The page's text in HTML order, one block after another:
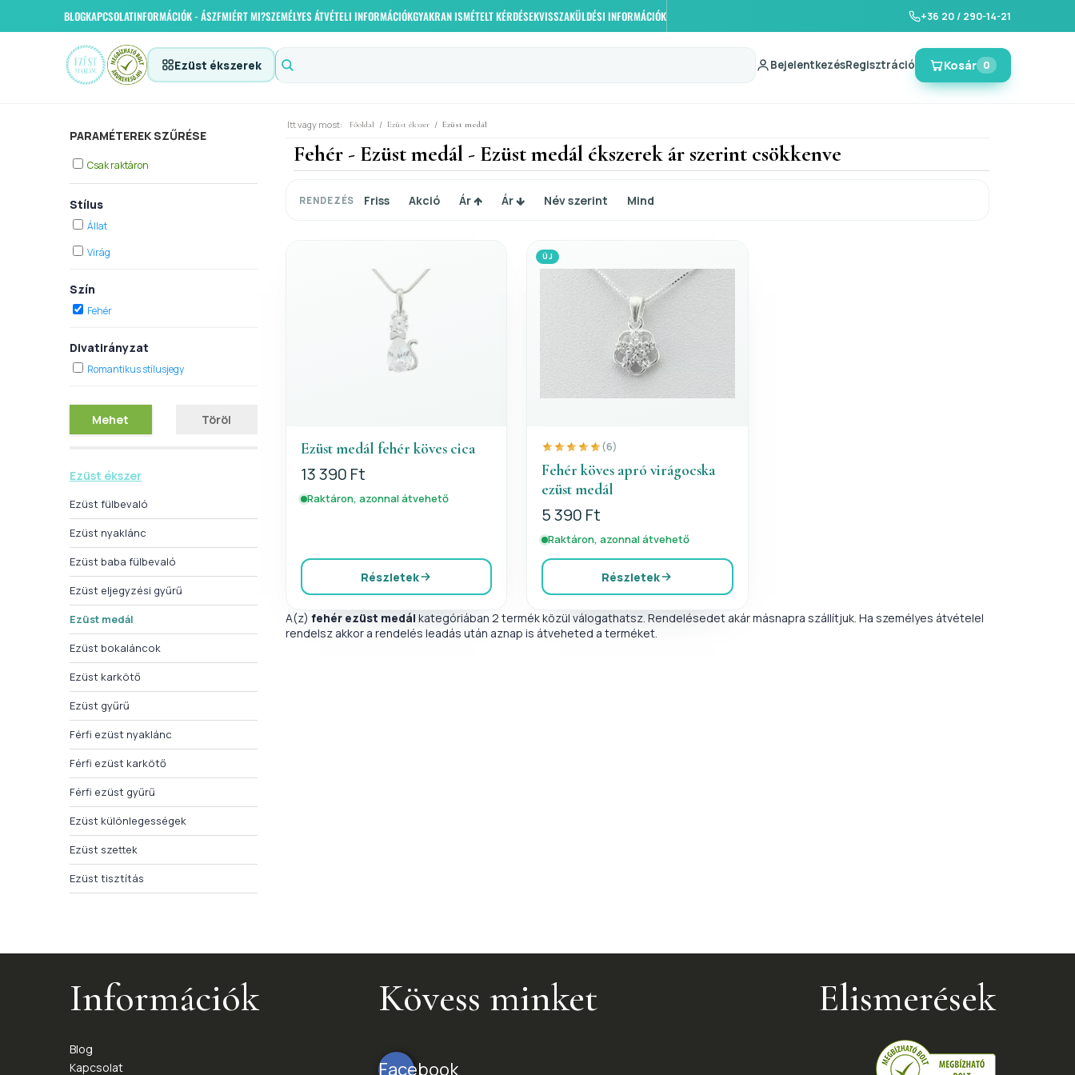
BLOGKAPCSOLATINFORMÁCIÓK - ÁSZFMIÉRT MI?SZEMÉLYES ÁTVÉTELI INFORMÁCIÓKGYAKRAN ISMÉTELT KÉRDÉSEKVISSZAKÜLDÉSI INFORMÁCIÓK +36 20 / 290-14-21
Ezüst ékszerek BejelentkezésRegisztráció Kosár 0
PARAMÉTEREK SZŰRÉSE
Csak raktáron
Stílus
Állat
Virág
Szín
Fehér
Divatirányzat
Romantikus stílusjegy
Mehet Töröl
Ezüst ékszer
Ezüst fülbevaló
Ezüst nyaklánc
Ezüst baba fülbevaló
Ezüst eljegyzési gyűrű
Ezüst medál
Ezüst bokaláncok
Ezüst karkötő
Ezüst gyűrű
Férfi ezüst nyaklánc
Férfi ezüst karkötő
Férfi ezüst gyűrű
Ezüst különlegességek
Ezüst szettek
Ezüst tisztítás
Itt vagy most: Főoldal / Ezüst ékszer / Ezüst medál
Fehér - Ezüst medál - Ezüst medál ékszerek ár szerint csökkenve
RENDEZÉS Friss Akció Ár Ár Név szerint Mind
Ezüst medál fehér köves cica
13 390 Ft
Raktáron, azonnal átvehető
Részletek
ÚJ
(6)
Fehér köves apró virágocska
ezüst medál
5 390 Ft
Raktáron, azonnal átvehető
Részletek
A(z) fehér ezüst medál kategóriában 2 termék közül válogathatsz. Rendelésedet akár másnapra szállítjuk. Ha személyes átvételel
rendelsz akkor a rendelés leadás után aznap is átveheted a terméket.
Információk
Blog
Kapcsolat
Kövess minket
Facebook
Elismerések